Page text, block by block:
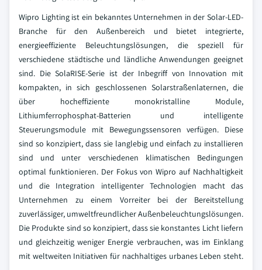
Wipro Lighting ist ein bekanntes Unternehmen in der Solar-LED-
Branche für den Außenbereich und bietet integrierte,
energieeffiziente Beleuchtungslösungen, die speziell für
verschiedene städtische und ländliche Anwendungen geeignet
sind. Die SolaRISE-Serie ist der Inbegriff von Innovation mit
kompakten, in sich geschlossenen Solarstraßenlaternen, die
über hocheffiziente monokristalline Module,
Lithiumferrophosphat-Batterien und intelligente
Steuerungsmodule mit Bewegungssensoren verfügen. Diese
sind so konzipiert, dass sie langlebig und einfach zu installieren
sind und unter verschiedenen klimatischen Bedingungen
optimal funktionieren. Der Fokus von Wipro auf Nachhaltigkeit
und die Integration intelligenter Technologien macht das
Unternehmen zu einem Vorreiter bei der Bereitstellung
zuverlässiger, umweltfreundlicher Außenbeleuchtungslösungen.
Die Produkte sind so konzipiert, dass sie konstantes Licht liefern
und gleichzeitig weniger Energie verbrauchen, was im Einklang
mit weltweiten Initiativen für nachhaltiges urbanes Leben steht.